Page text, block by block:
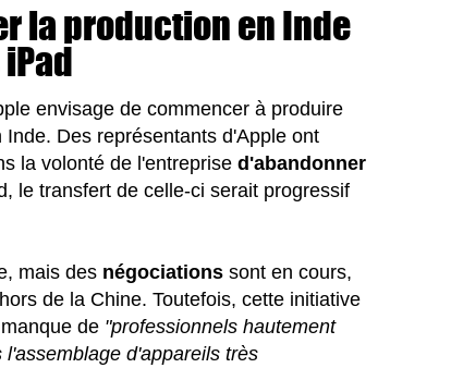
la production en Inde
envisage de commencer à produire
Des représentants d'Apple ont
la volonté de l'entreprised'abandonner
le transfert de celle-ci serait progressif
mais des négociations sont en cours,
de la Chine. Toutefois, cette initiative
de "professionnels hautement
d'appareils très